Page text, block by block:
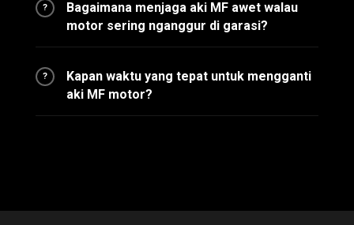
?
Bagaimana menjaga aki MF awet walau
motor sering nganggur di garasi?
?
Kapan waktu yang tepat untuk mengganti
aki MF motor?